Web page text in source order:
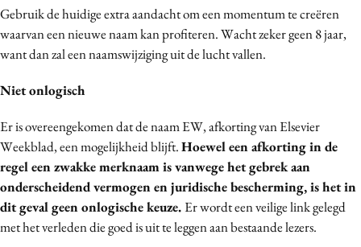
Gebruik de huidige extra aandacht om een momentum te creëren
waarvan een nieuwe naam kan profiteren. Wacht zeker geen 8 jaar,
want dan zal een naamswijziging uit de lucht vallen.
Niet onlogisch
Er is overeengekomen dat de naam EW, afkorting van Elsevier
Weekblad, een mogelijkheid blijft.Hoewel een afkorting in de
regel een zwakke merknaam is vanwege het gebrek aan
onderscheidend vermogen en juridische bescherming, is het in
dit geval geen onlogische keuze. Er wordt een veilige link gelegd
met het verleden die goed is uit te leggen aan bestaande lezers.